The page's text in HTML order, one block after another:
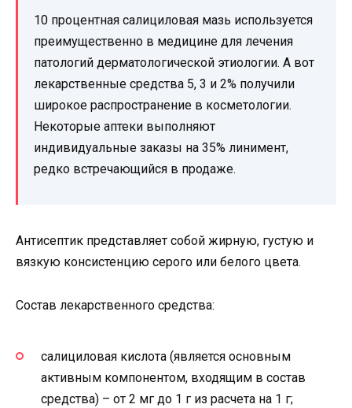
10 процентная салициловая мазь используется
преимущественно в медицине для лечения
патологий дерматологической этиологии. А вот
лекарственные средства 5, 3 и 2% получили
широкое распространение в косметологии.
Некоторые аптеки выполняют
индивидуальные заказы на 35% линимент,
редко встречающийся в продаже.
Антисептик представляет собой жирную, густую и
вязкую консистенцию серого или белого цвета.
Состав лекарственного средства:
салициловая кислота (является основным
активным компонентом, входящим в состав
средства) – от 2 мг до 1 г из расчета на 1 г;